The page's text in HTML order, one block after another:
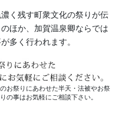
く残す町衆文化の祭りが伝
ほか、加賀温泉卿ならでは
多く行われます。
お祭りにあわせた半天・法被やお祭
の事はお気軽にご相談下さい。